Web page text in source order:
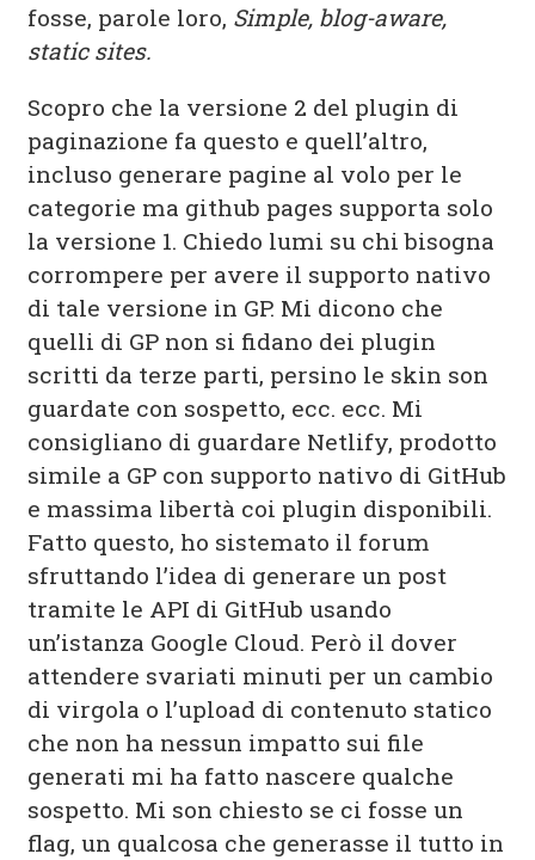
fosse, parole loro, Simple, blog-aware,
static sites.
Scopro che la versione 2 del plugin di
paginazione fa questo e quell’altro,
incluso generare pagine al volo per le
categorie ma github pages supporta solo
la versione 1. Chiedo lumi su chi bisogna
corrompere per avere il supporto nativo
di tale versione in GP. Mi dicono che
quelli di GP non si fidano dei plugin
scritti da terze parti, persino le skin son
guardate con sospetto, ecc. ecc. Mi
consigliano di guardare Netlify, prodotto
simile a GP con supporto nativo di GitHub
e massima libertà coi plugin disponibili.
Fatto questo, ho sistemato il forum
sfruttando l’idea di generare un post
tramite le API di GitHub usando
un’istanza Google Cloud. Però il dover
attendere svariati minuti per un cambio
di virgola o l’upload di contenuto statico
che non ha nessun impatto sui file
generati mi ha fatto nascere qualche
sospetto. Mi son chiesto se ci fosse un
flag, un qualcosa che generasse il tutto in